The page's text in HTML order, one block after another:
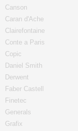
Canson
Caran d'Ache
Clairefontaine
Conte a Paris
Copic
Daniel Smith
Derwent
Faber Castell
Finetec
Generals
Grafix